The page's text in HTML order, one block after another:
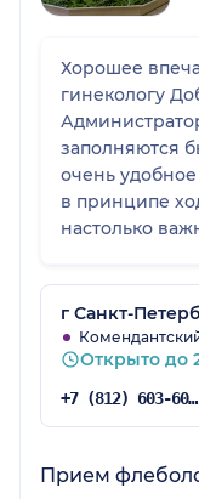
Хорошее
гинекологу
заполняются
очень
в принципе
настолько
г Санкт-
Открыто до
+7 (812) 603-60-42
Прием